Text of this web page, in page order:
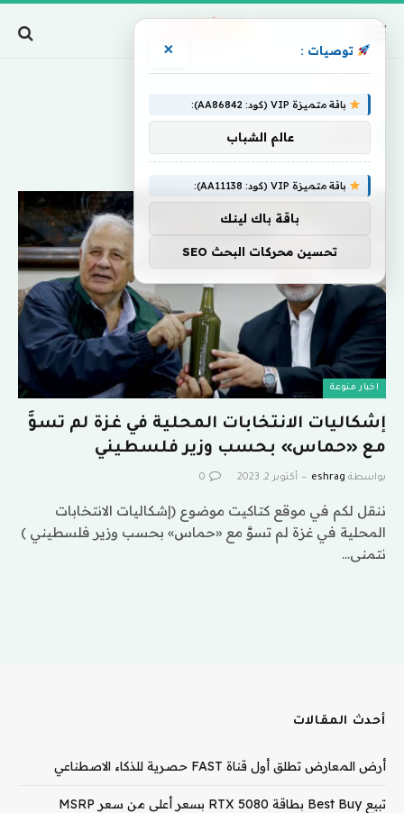
اخبار منوعة
إشكاليات الانتخابات المحلية في غزة لم تسوَّ
مع «حماس» بحسب وزير فلسطيني
بواسطة eshrag أكتوبر 2, 2023 0
ننقل لكم في موقع كتاكيت موضوع (إشكاليات الانتخابات
المحلية في غزة لم تسوَّ مع «حماس» بحسب وزير فلسطيني )
نتمنى…
أحدث المقالات
أرض المعارض تطلق أول قناة FAST حصرية للذكاء الاصطناعي
تبيع Best Buy بطاقة RTX 5080 بسعر أعلى من سعر MSRP
توصيات : ×
باقة متميزة VIP (كود: AA86842):
عالم الشباب
باقة متميزة VIP (كود: AA11138):
باقة باك لينك
تحسين محركات البحث SEO